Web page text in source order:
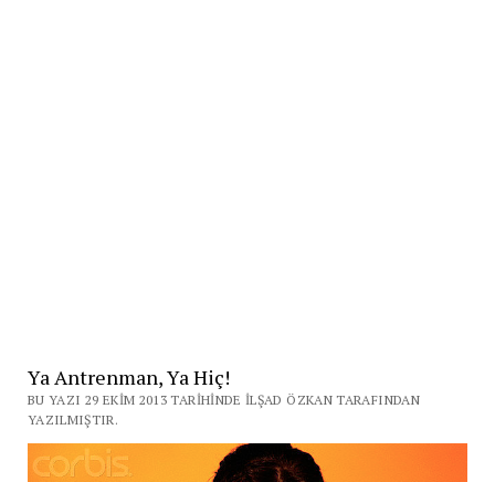
Ya Antrenman, Ya Hiç!
BU YAZI 29 EKIM 2013 TARIHINDE İLŞAD ÖZKAN TARAFINDAN
YAZILMIŞTIR.